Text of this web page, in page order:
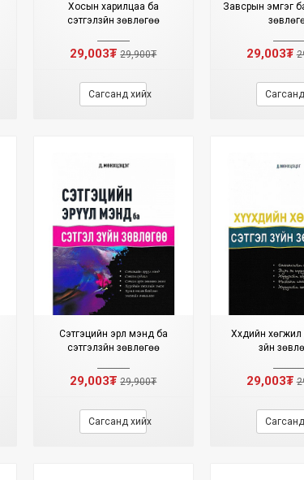
Хосын харилцаа ба
сэтгэлзүйн зөвлөгөө
29,003₮29,900₮
Сагсанд хийх
Завсрын эмгэг
29,003₮
Сэтгэцийн эрүүл мэнд ба
сэтгэлзүйн зөвлөгөө
29,003₮29,900₮
Сагсанд хийх
Хүүхдийн
зүйн
29,003₮